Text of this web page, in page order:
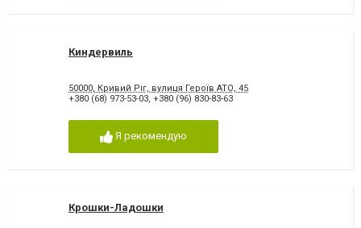
Киндервиль
50000, Кривий Ріг, вулиця Героїв АТО, 45
+380 (68) 973-53-03, +380 (96) 830-83-63
Я рекомендую
Крошки-Ладошки